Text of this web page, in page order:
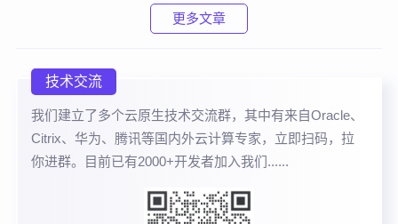
更多文章
技术交流
我们建立了多个云原生技术交流群，其中有来自Oracle、
Citrix、华为、腾讯等国内外云计算专家，立即扫码，拉
你进群。目前已有2000+开发者加入我们......